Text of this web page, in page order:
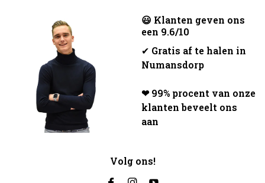
😃 Klanten geven ons
een 9.6/10
✔ Gratis af te halen in
Numansdorp
❤ 99% procent van onze
klanten beveelt ons
aan
Volg ons!